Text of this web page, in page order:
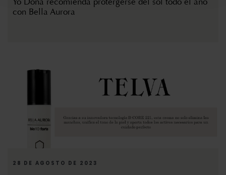
con Bella Aurora
28 DE AGOSTO DE 2023